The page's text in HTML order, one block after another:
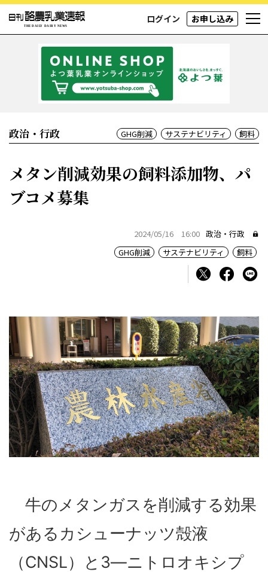
ログイン お申し込み
政治・行政 GHG削減 サステナビリティ 飼料
メタン削減効果の飼料添加物、パ
ブコメ募集
2024/05/16 16:00 政治・行政
GHG削減
サステナビリティ 飼料
牛のメタンガスを削減する効果
があるカシューナッツ殻液
（CNSL）と3―ニトロオキシプ